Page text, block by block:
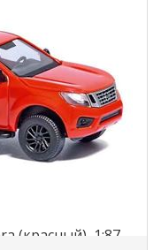
(красный), 1:87,